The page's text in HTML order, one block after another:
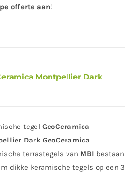
offerte aan!
Montpellier Dark
tegel GeoCeramica
Dark GeoCeramica
terrastegels van MBI bestaan
dikke keramische tegels op een 3